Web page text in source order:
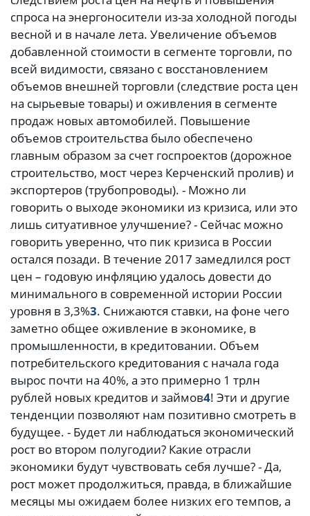
спроса на энергоносители из-за холодной погоды
весной и в начале лета. Увеличение объемов
добавленной стоимости в сегменте торговли, по
всей видимости, связано с восстановлением
объемов внешней торговли (следствие роста цен
на сырьевые товары) и оживления в сегменте
продаж новых автомобилей. Повышение
объемов строительства было обеспечено
главным образом за счет госпроектов (дорожное
строительство, мост через Керченский пролив) и
экспортеров (трубопроводы). - Можно ли
говорить о выходе экономики из кризиса, или это
лишь ситуативное улучшение? - Сейчас можно
говорить уверенно, что пик кризиса в России
остался позади. В течение 2017 замедлился рост
цен – годовую инфляцию удалось довести до
минимального в современной истории России
уровня в 3,3%3. Снижаются ставки, на фоне чего
заметно общее оживление в экономике, в
промышленности, в кредитовании. Объем
потребительского кредитования с начала года
вырос почти на 40%, а это примерно 1 трлн
рублей новых кредитов и займов4! Эти и другие
тенденции позволяют нам позитивно смотреть в
будущее. - Будет ли наблюдаться экономический
рост во втором полугодии? Какие отрасли
экономики будут чувствовать себя лучше? - Да,
рост может продолжиться, правда, в ближайшие
месяцы мы ожидаем более низких его темпов, а